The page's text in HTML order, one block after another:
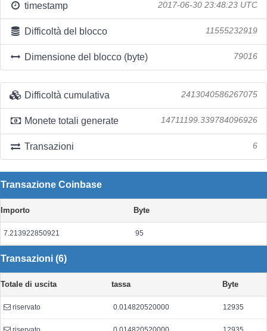
timestamp 2017-06-30 23:48:23 UTC
Difficoltà del blocco 11555232919
Dimensione del blocco (byte) 79016
Difficoltà cumulativa 2413040586267075
Monete totali generate 14711199.339784096926
Transazioni 6
Transazione Coinbase
Importo Byte
7.213922850921 95
Transazioni (6)
Totale di uscita tassa Byte
riservato 0.014820520000 12935